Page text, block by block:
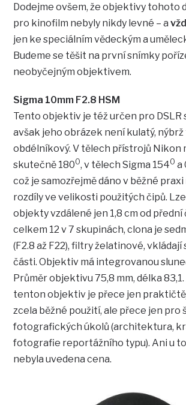
Dodejme ovšem, že objektivy tohoto
pro kinofilm nebyly nikdy levné – a
jen ke speciálním vědeckým a
Budeme se těšit na první snímky
neobyčejným objektivem.
Sigma 10mm F2.8 HSM
Tento objektiv je též určen pro DSLR
avšak jeho obrázek není kulatý,
obdélníkový. V tělech přístrojů Nikon
skutečně 1800, v tělech Sigma 1540 a
což je samozřejmě dáno v běžné
rozdíly ve velikosti použitých čipů.
objekty vzdálené jen 1,8 cm od přední
celkem 12 v 7 skupinách, clona je
(F2.8 až F22), filtry želatinové, vkládají
části. Objektiv má integrovanou
Průměr objektivu 75,8 mm, délka 83,1.
tenton objektiv je přece jen
zcela běžné použití, ale přece jen pro
fotografických úkolů (architektura,
fotografie reportážního typu). Ani u
nebyla uvedena cena.